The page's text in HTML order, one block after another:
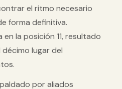
el ritmo necesario
forma definitiva.
en la posición 11, resultado
décimo lugar del
.
por aliados